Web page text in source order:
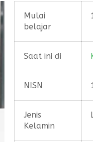
Mulai
belajar
Saat ini di
NISN
Jenis
Kelamin